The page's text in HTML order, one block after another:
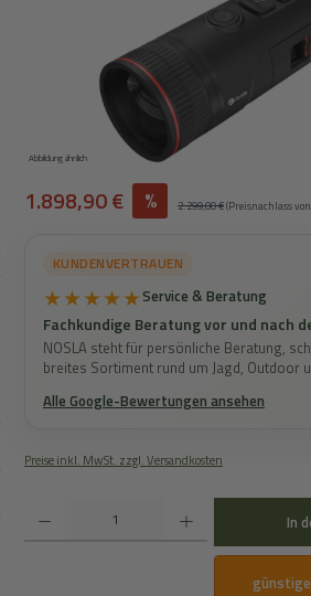
Abbildung ähnlich
Verkaufspreis:
1.898,90 € % Regulärer Preis:
2.299,00 €(Preisnachlass von
KUNDENVERTRAUEN
★★★★★Service & Beratung
Fachkundige Beratung vor und nach
NOSLA steht für persönliche Beratung,
breites Sortiment rund um Jagd, Outdoor
Alle Google-Bewertungen ansehen
Preise inkl. MwSt. zzgl. Versandkosten
In